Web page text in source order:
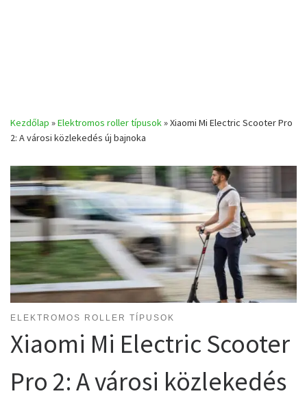
Kezdőlap »Elektromos roller típusok»Xiaomi Mi Electric Scooter Pro
2: A városi közlekedés új bajnoka
ELEKTROMOS ROLLER TÍPUSOK
Xiaomi Mi Electric Scooter
Pro 2: A városi közlekedés